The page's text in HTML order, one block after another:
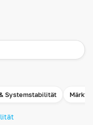
Systemstabilität Märkte